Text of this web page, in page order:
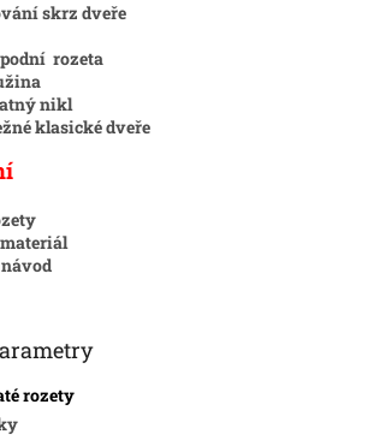
skrz dveře
rozeta
nikl
klasické dveře
rozety